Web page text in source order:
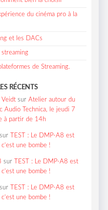
du cinéma pro à la
et les DACs
de Streaming.
RÉCENTS
Veidt surAtelier autour du
Audio Technica, le jeudi 7
à partir de 14h
sur
TEST : Le DMP-A8 est
une bombe !
sur
TEST : Le DMP-A8 est
une bombe !
sur
TEST : Le DMP-A8 est
une bombe !